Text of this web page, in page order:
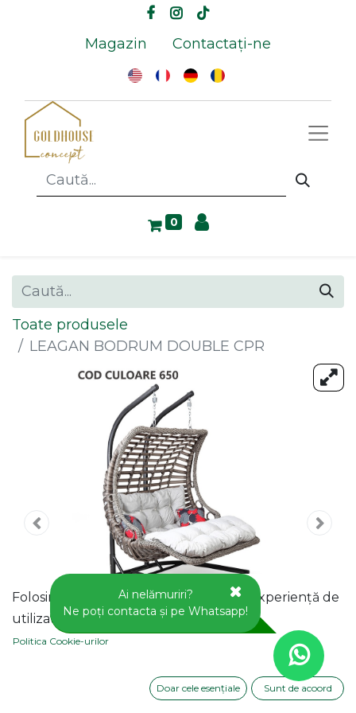
Magazin Contactați-ne
0
Toate produsele
LEAGAN BODRUM DOUBLE CPR
Folosim cookie-uri pentru a vă oferi o experiență de
utilizator mai bună pe acest site web.
Politica Cookie-urilor
Doar cele esențiale Sunt de acoord
Ai nelămuriri?
Ne poți contacta și pe Whatsapp!